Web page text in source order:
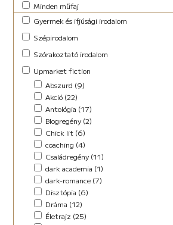
Minden műfaj
Gyermek és ifjúsági irodalom
Foglalkoztató (29)
Ifjúsági (Young Adult) (47)
Lányregény (7)
Mese (141)
New Adult (9)
Novella (4)
Vers (27)
Szépirodalom
Családregény (3)
Novella (10)
Regény (13)
Szociodráma (2)
Vers (36)
Szórakoztató irodalom
Akció (13)
Chick lit (4)
coaching (1)
Családregény (8)
Dark Fantasy (1)
Disztópia (4)
Életrajz (7)
Erotikus (14)
Ezotéria/Horoszkóp (3)
Fikció (46)
fun fiction (1)
Upmarket fiction
Abszurd (9)
Akció (22)
Antológia (17)
Blogregény (2)
Chick lit (6)
coaching (4)
Családregény (11)
dark academia (1)
dark-romance (7)
Disztópia (6)
Dráma (12)
Életrajz (25)